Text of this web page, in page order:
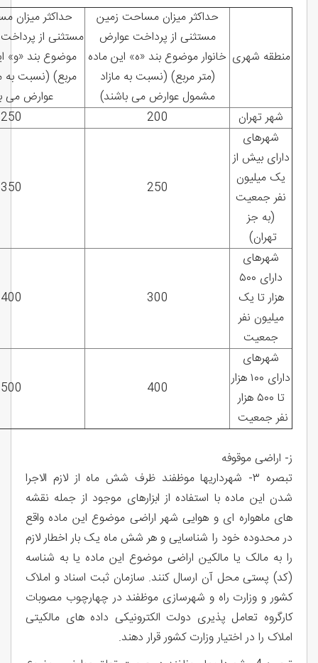
منطقه شهری
حداکثر میزان مساحت زمین
مستثنی از پرداخت عوارض
خانوار موضوع بند «ه» این ماده
(متر مربع) (نسبت به مازاد
مشمول عوارض می باشند)
حداکثر میزان
مستثنی از
موضوع بند «و»
مربع) (نسبت به
عوارض می
شهر تهران
200
250
شهرهای
دارای بیش از
یک میلیون
نفر جمعیت
(به جز
تهران)
250
350
شهرهای
دارای ۵۰۰
هزار تا یک
میلیون نفر
جمعیت
300
400
شهرهای
دارای ۱۰۰ هزار
تا ۵۰۰ هزار
نفر جمعیت
400
500
ز- اراضی موقوفه
تبصره ۳- شهرداریها موظفند ظرف شش ماه از لازم الاجرا
شدن این ماده با استفاده از ابزارهای موجود از جمله نقشه
های ماهواره ای و هوایی شهر اراضی موضوع این ماده واقع
در محدوده خود را شناسایی و هر شش ماه یک بار اخطار لازم
را به مالک یا مالکین اراضی موضوع این ماده یا به شناسه
(کد) پستی محل آن ارسال کنند. سازمان ثبت اسناد و املاک
کشور و وزارت راه و شهرسازی موظفند در چهارچوب مصوبات
کارگروه تعامل پذیری دولت الکترونیکی داده های مالکیتی
املاک را در اختیار وزارت کشور قرار دهند.